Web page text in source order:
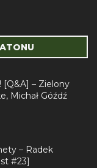
[Q&A] – Zielony
Michał Góźdź
– Radek
#23]